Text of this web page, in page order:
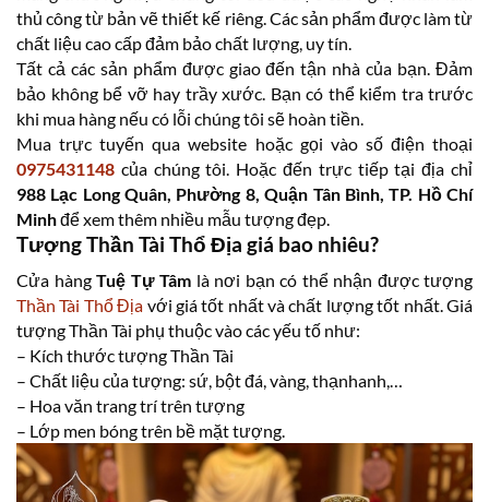
thủ công từ bản vẽ thiết kế riêng. Các sản phẩm được làm từ
chất liệu cao cấp đảm bảo chất lượng, uy tín.
Tất cả các sản phẩm được giao đến tận nhà của bạn. Đảm
bảo không bể vỡ hay trầy xước. Bạn có thể kiểm tra trước
khi mua hàng nếu có lỗi chúng tôi sẽ hoàn tiền.
Mua trực tuyến qua website hoặc gọi vào số điện thoại
0975431148 của chúng tôi. Hoặc đến trực tiếp tại địa chỉ
988 Lạc Long Quân, Phường 8, Quận Tân Bình, TP. Hồ Chí
Minhđể xem thêm nhiều mẫu tượng đẹp.
Tượng Thần Tài Thổ Địa giá bao nhiêu?
Cửa hàng Tuệ Tự Tâm là nơi bạn có thể nhận được tượng
Thần Tài Thổ Địa với giá tốt nhất và chất lượng tốt nhất. Giá
tượng Thần Tài phụ thuộc vào các yếu tố như:
– Kích thước tượng Thần Tài
– Chất liệu của tượng: sứ, bột đá, vàng, thạnhanh,…
– Hoa văn trang trí trên tượng
– Lớp men bóng trên bề mặt tượng.